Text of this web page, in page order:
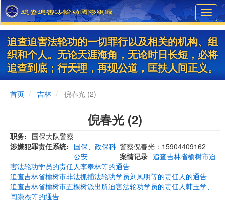
Skip
to
main
content
追查迫害法轮功的一切罪行以及相关的机构、组
织和个人。无论天涯海角，无论时日长短，必将
追查到底；行天理，再现公道，匡扶人间正义。
首页 吉林 倪春光 (2)
倪春光 (2)
职务
国保大队警察
涉嫌犯罪责任系统
国保、政保科
公安
警察倪春光：15904409162
案情记录 追查吉林省榆树市迫
害法轮功学员的责任人李奉林等的通告
追查吉林省榆树市非法抓捕法轮功学员刘凤明等的责任人的通告
追查吉林省榆树市五棵树派出所迫害法轮功学员的责任人韩玉学、
闫崇杰等的通告